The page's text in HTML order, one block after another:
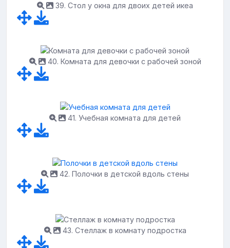
39. Стол у окна для двоих детей икеа
40. Комната для девочки с рабочей зоной
41. Учебная комната для детей
42. Полочки в детской вдоль стены
43. Стеллаж в комнату подростка